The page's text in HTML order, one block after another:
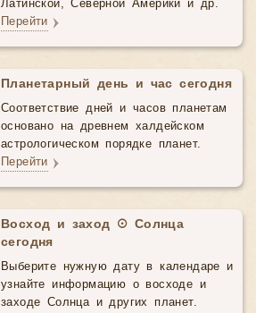
Латинской, Северной Америки и др.
Перейти
Планетарный день и час сегодня
Соответствие дней и часов планетам
основано на древнем халдейском
астрологическом порядке планет.
Перейти
Восход и заход ☉ Солнца
сегодня
Выберите нужную дату в календаре и
узнайте информацию о восходе и
заходе Солнца и других планет.